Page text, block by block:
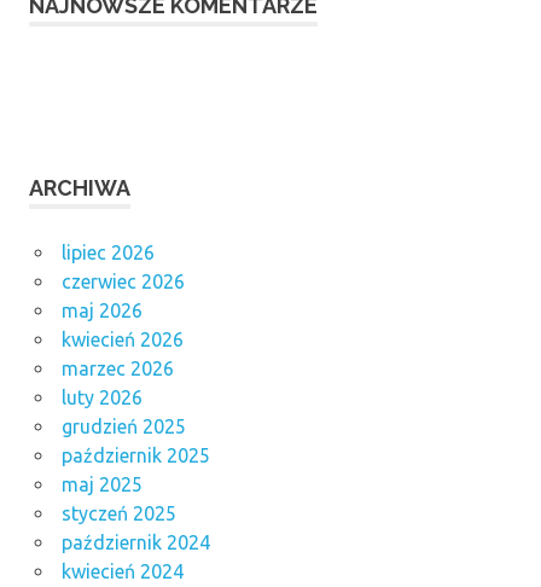
NAJNOWSZE KOMENTARZE
ARCHIWA
lipiec 2026
czerwiec 2026
maj 2026
kwiecień 2026
marzec 2026
luty 2026
grudzień 2025
październik 2025
maj 2025
styczeń 2025
październik 2024
kwiecień 2024